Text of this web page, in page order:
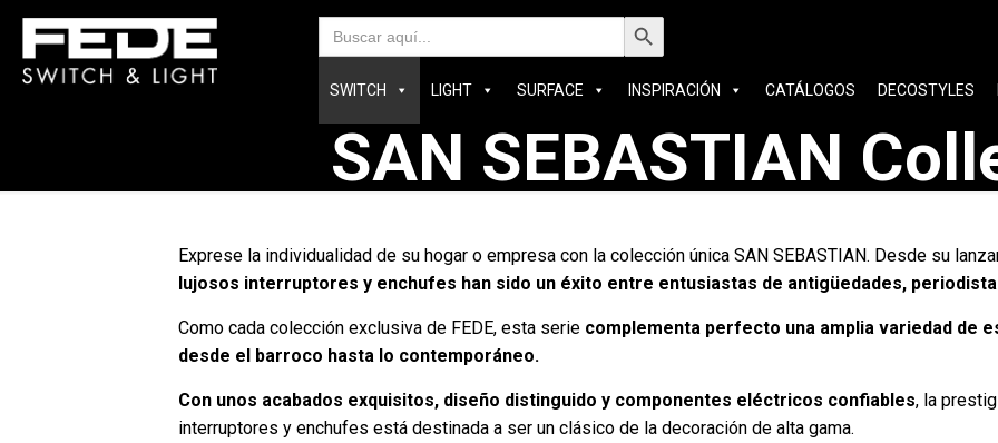
Buscar:
Botón de búsqueda
SWITCH LIGHT SURFACE INSPIRACIÓN CATÁLOGOS DECOSTYLES
SAN SEBASTIAN
Exprese la individualidad de su hogar o empresa con la colección única SAN SEBASTIAN. Desde su
lujosos interruptores y enchufes han sido un éxito entre entusiastas de antigüedades,
Como cada colección exclusiva de FEDE, esta serie complementa perfecto una amplia variedad de
desde el barroco hasta lo contemporáneo.
Con unos acabados exquisitos, diseño distinguido y componentes eléctricos confiables, la
interruptores y enchufes está destinada a ser un clásico de la decoración de alta gama.